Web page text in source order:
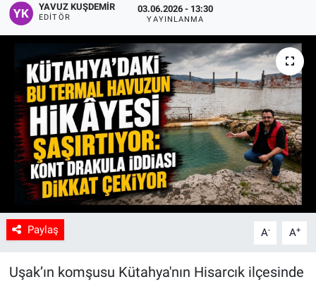
YAVUZ KUŞDEMIR
EDITÖR
03.06.2026 - 13:30
YAYINLANMA
Paylaş A- A+
Uşak’ın komşusu Kütahya'nın Hisarcık ilçesinde
Uşak Haberleri